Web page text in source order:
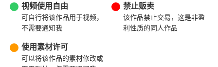
视频使用自由
可自行将该作品用于视频，
不需要通知我
禁止贩卖
该作品禁止交易，这是非盈
利性质的同人作品
使用素材许可
可以将该作品的素材修改或